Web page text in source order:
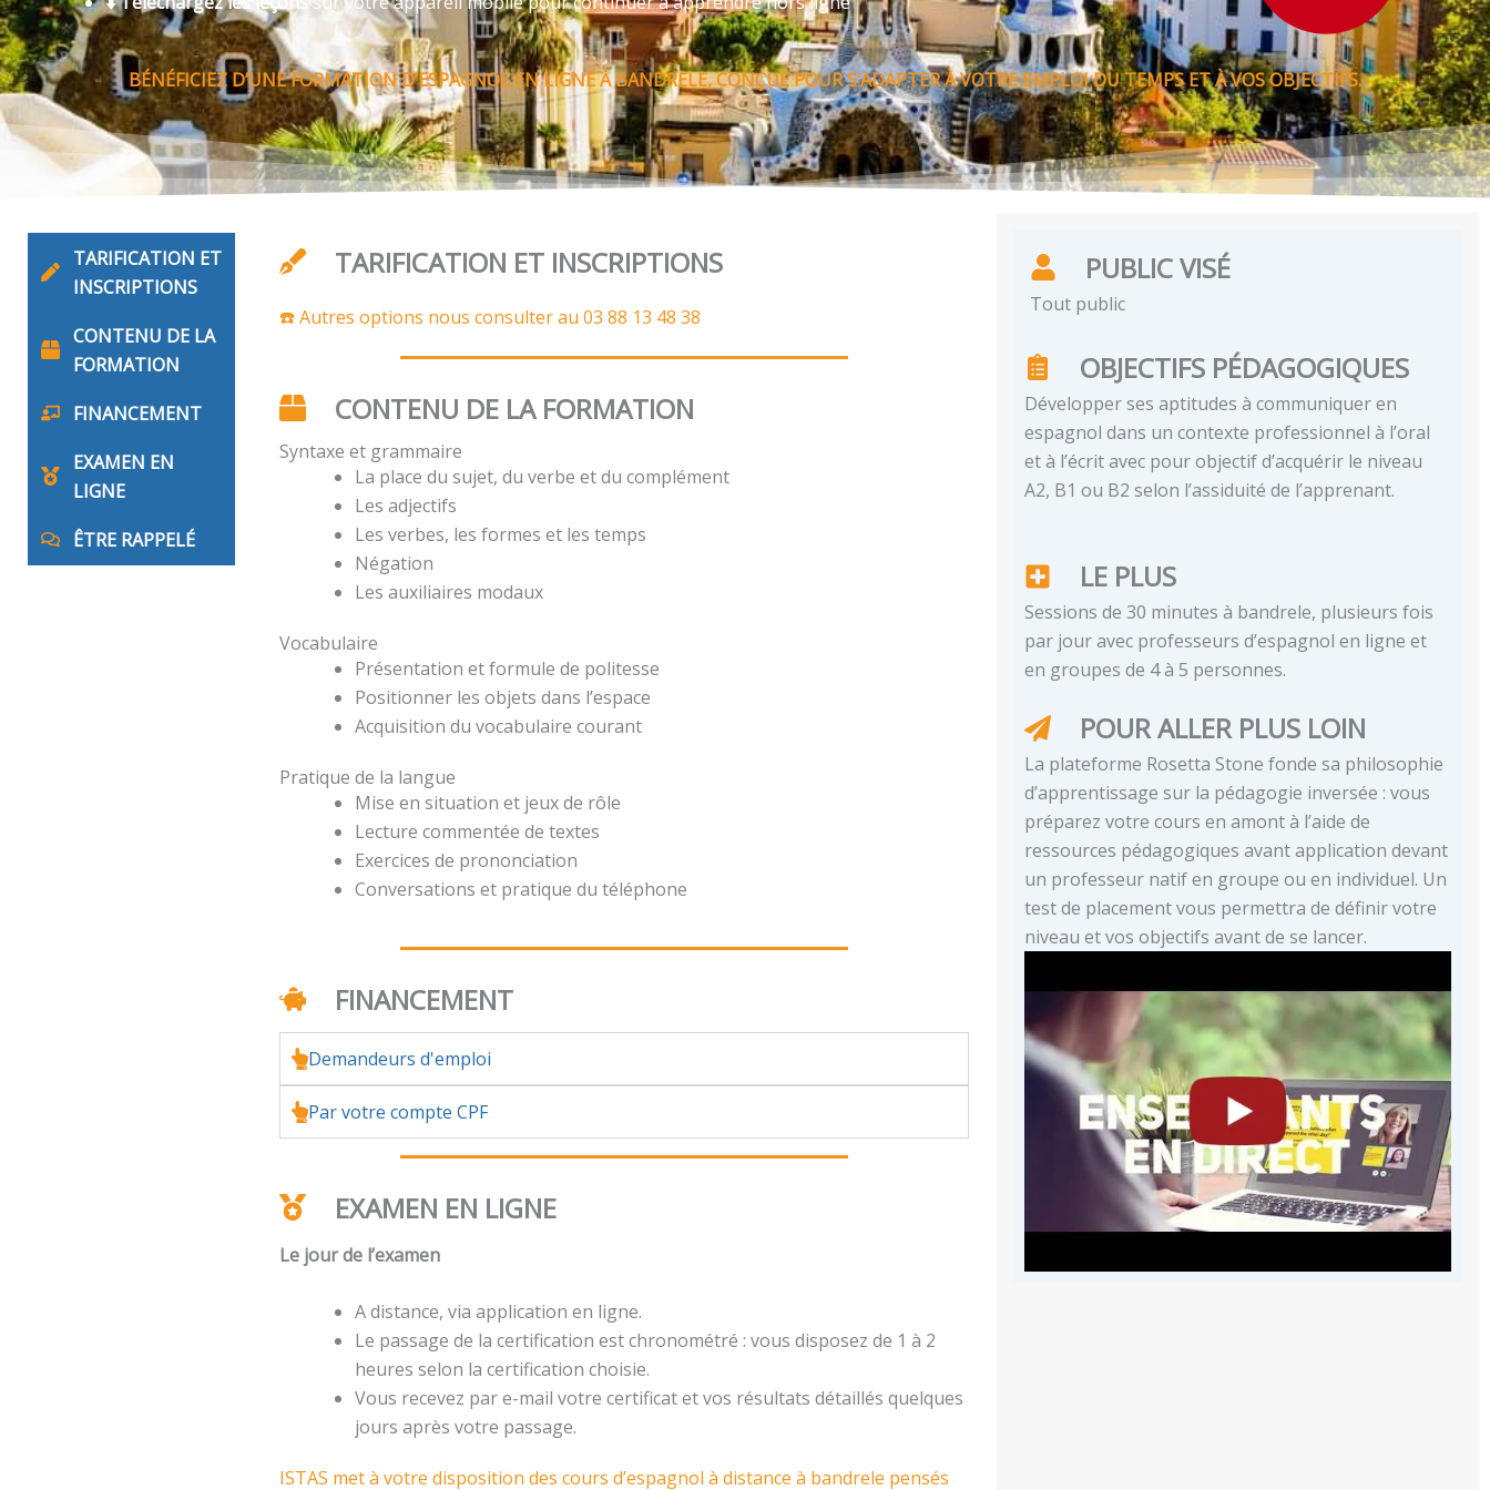
BÉNÉFICIEZ D’UNE FORMATION D’ESPAGNOL EN LIGNE À BANDRELE, CONÇUE POUR S’ADAPTER À VOTRE EMPLOI DU TEMPS ET À VOS OBJECTIFS.
TARIFICATION ET
INSCRIPTIONS
CONTENU DE LA
FORMATION
FINANCEMENT
EXAMEN EN
LIGNE
ÊTRE RAPPELÉ
TARIFICATION ET INSCRIPTIONS
☎️ Autres options nous consulter au 03 88 13 48 38
CONTENU DE LA FORMATION
Syntaxe et grammaire
La place du sujet, du verbe et du complément
Les adjectifs
Les verbes, les formes et les temps
Négation
Les auxiliaires modaux
Vocabulaire
Présentation et formule de politesse
Positionner les objets dans l’espace
Acquisition du vocabulaire courant
Pratique de la langue
Mise en situation et jeux de rôle
Lecture commentée de textes
Exercices de prononciation
Conversations et pratique du téléphone
FINANCEMENT
Demandeurs d'emploi
Par votre compte CPF
EXAMEN EN LIGNE
Le jour de l’examen
A distance, via application en ligne.
Le passage de la certification est chronométré : vous disposez de 1 à 2
heures selon la certification choisie.
Vous recevez par e-mail votre certificat et vos résultats détaillés quelques
jours après votre passage.
ISTAS met à votre disposition des cours d’espagnol à distance à bandrele pensés
PUBLIC VISÉ
Tout public
OBJECTIFS PÉDAGOGIQUES
Développer ses aptitudes à communiquer en
espagnol dans un contexte professionnel à l’oral
et à l’écrit avec pour objectif d’acquérir le niveau
A2, B1 ou B2 selon l’assiduité de l’apprenant.
LE PLUS
Sessions de 30 minutes à bandrele, plusieurs fois
par jour avec professeurs d’espagnol en ligne et
en groupes de 4 à 5 personnes.
POUR ALLER PLUS LOIN
La plateforme Rosetta Stone fonde sa philosophie
d’apprentissage sur la pédagogie inversée : vous
préparez votre cours en amont à l’aide de
ressources pédagogiques avant application devant
un professeur natif en groupe ou en individuel. Un
test de placement vous permettra de définir votre
niveau et vos objectifs avant de se lancer.